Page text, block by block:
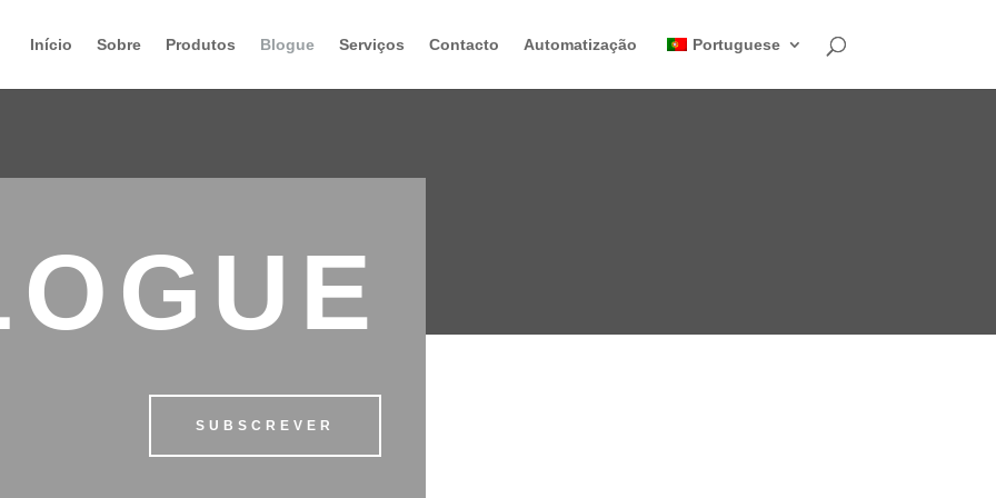
Início Sobre Produtos Blogue Serviços Contacto Automatização Portuguese
SUBSCREVER